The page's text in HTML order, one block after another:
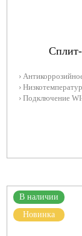
›
›
› Подключение
В наличии
Новинка